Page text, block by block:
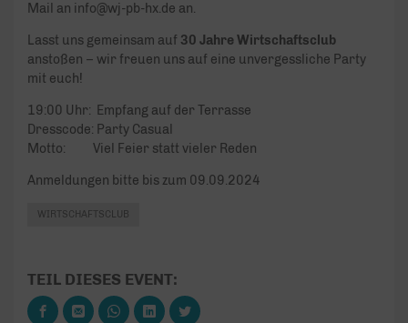
Mail an info@wj-pb-hx.de an.
Lasst uns gemeinsam auf 30 Jahre Wirtschaftsclub
anstoßen – wir freuen uns auf eine unvergessliche Party
mit euch!
19:00 Uhr: Empfang auf der Terrasse
Dresscode: Party Casual
Motto: Viel Feier statt vieler Reden
Anmeldungen bitte bis zum 09.09.2024
WIRTSCHAFTSCLUB
TEIL DIESES EVENT: